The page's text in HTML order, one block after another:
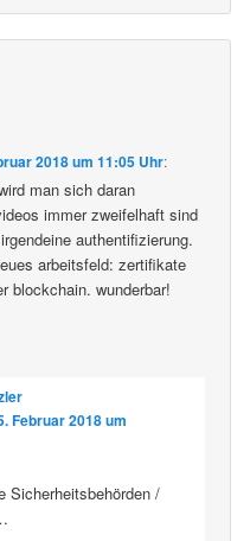
2018 um 11:05 Uhr:
man sich daran
immer zweifelhaft sind
authentifizierung.
arbeitsfeld: zertifikate
blockchain. wunderbar!
Februar 2018 um
Sicherheitsbehörden /